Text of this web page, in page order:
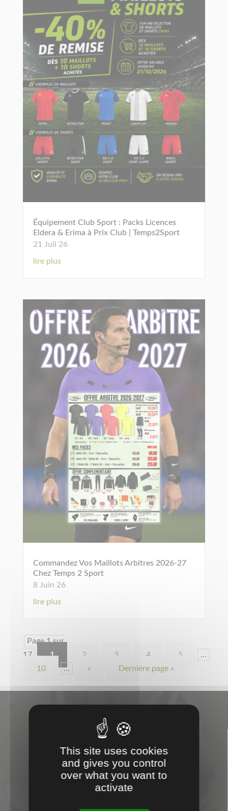
Équipement Club Sport : Packs Licences
Eldera & Erima à Prix Club | Temps2Sport
21 Juil 26
lire plus
Commandez Vos Maillots Arbitres 2026-27
Chez Temps 2 Sport
8 Juin 26
lire plus
Page 1 sur
17
1 2 3 4 5
…
10
… » Dernière page »

This site uses cookies
and gives you control
over what you want to
activate